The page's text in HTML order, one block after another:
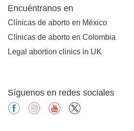
Encuéntranos en
Clínicas de aborto en México
Clínicas de aborto en Colombia
Legal abortion clinics in UK
Síguenos en redes sociales
facebookinstagramyoutube